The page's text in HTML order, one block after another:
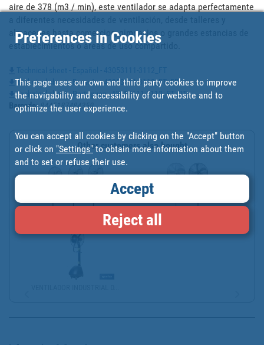
aire de 378 (m3 / min), este ventilador se adapta perfectamente
almacenes hasta comercios, gimnasios o grandes estancias de
establecimientos o áreas de uso compartido.
Technical sheet - Francés - 43053111-3112_FT_FR
Technical sheet - Portugues - 43053111-3112_FT_PT
Barcode:8445187484359
Other customers also bought
VENTILADOR DE PIE INDUS... VENTILADOR DE PIE DE 70...
Preferences in Cookies
This page uses our own and third party cookies to improve
the navigability and accessibility of our website and to
optimize the user experience.
You can accept all cookies by clicking on the "Accept" button
or click on "Settings" to obtain more information about them
and to set or refuse their use.
Accept
Reject all